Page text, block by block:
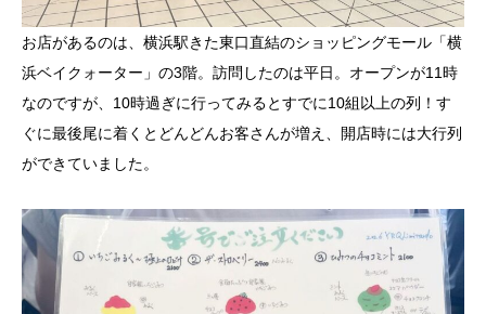
お店があるのは、横浜駅きた東口直結のショッピングモール「横
浜ベイクォーター」の3階。訪問したのは平日。オープンが11時
なのですが、10時過ぎに行ってみるとすでに10組以上の列！す
ぐに最後尾に着くとどんどんお客さんが増え、開店時には大行列
ができていました。